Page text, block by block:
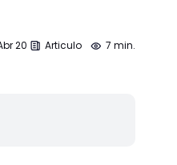
20 Articulo 7 min.